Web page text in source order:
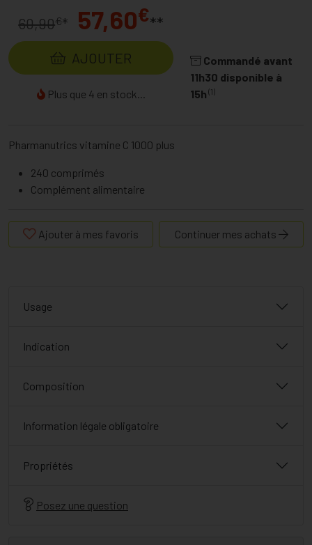
60,90€* 57,60€**
AJOUTER
Plus que 4 en stock...
Commandé avant
11h30 disponible à
15h (1)
Pharmanutrics vitamine C 1000 plus
240 comprimés
Complément alimentaire
Ajouter à mes favoris Continuer mes achats
Usage
Indication
Composition
Information légale obligatoire
Propriétés
Posez une question